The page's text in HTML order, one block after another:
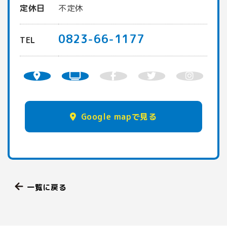
定休日 不定休
TEL 0823-66-1177
Google mapで見る
一覧に戻る